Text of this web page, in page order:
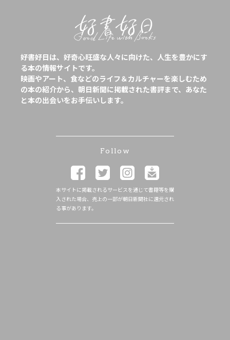
好書好日は、好奇心旺盛な人々に向けた、人生を豊かにす
る本の情報サイトです。
映画やアート、食などのライフ＆カルチャーを楽しむため
の本の紹介から、朝日新聞に掲載された書評まで、あなた
と本の出会いをお手伝いします。
Follow
本サイトに掲載されるサービスを通じて書籍等を購
入された場合、売上の一部が朝日新聞社に還元され
る事があります。